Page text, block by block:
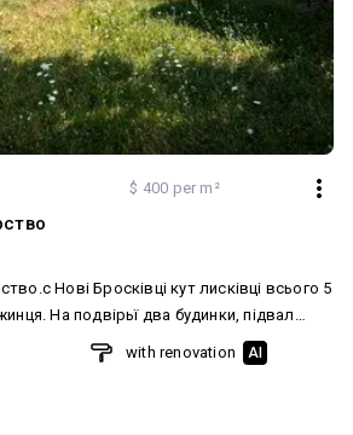
$ 400 per m²
Нові Бросківці кут лисківці всього 5
На подвірьї два будинки, підвал
1гектар землі два великіх ставки з
опалення пічки. все це біля
життя .телефонуйте на смс
with renovation AI